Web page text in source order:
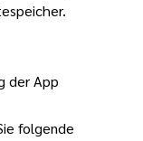
der App
folgende